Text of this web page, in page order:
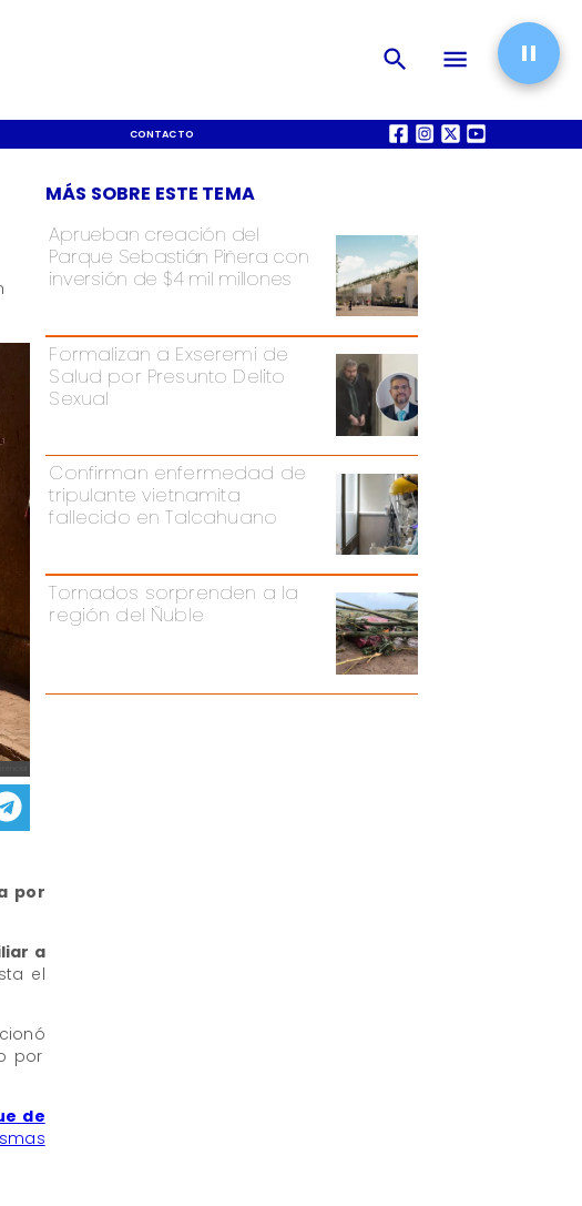
CONTACTO QUIÉNES SOMOS
Aprueban creación del
Parque Sebastián Piñera con
inversión de $4 mil millones
Formalizan a Exseremi de
Salud por Presunto Delito
Sexual
Confirman enfermedad de
tripulante vietnamita
fallecido en Talcahuano
Tornados sorprenden a la
región del Ñuble
MÁS SOBRE ESTE TEMA
por
a
el
por
de